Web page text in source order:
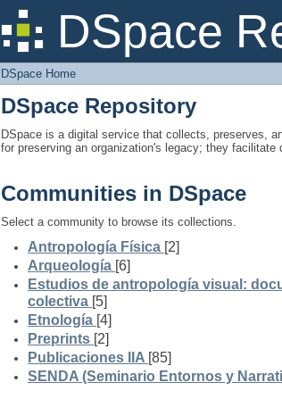
DSpace
DSpace Home
DSpace Home
DSpace Repository
DSpace is a digital service that collects, preserves,
for preserving an organization's legacy; they
Communities in DSpace
Select a community to browse its collections.
Antropología Física [2]
Arqueología [6]
Estudios de antropología visual:
colectiva [5]
Etnología [4]
Preprints [2]
Publicaciones IIA [85]
SENDA (Seminario Entornos y